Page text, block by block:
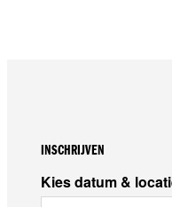
INSCHRIJVEN